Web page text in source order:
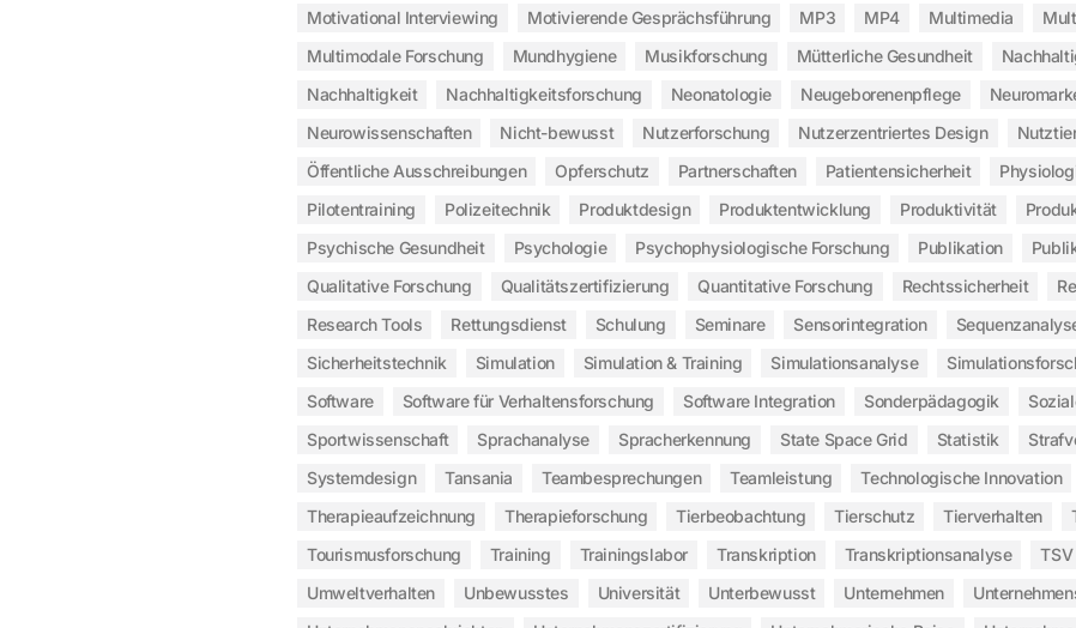
Motivational Interviewing
Motivierende Gesprächsführung MP3 MP4 Multimedia
Multimodale Forschung
Mundhygiene Musikforschung Mütterliche Gesundheit
Nachhaltigkeit
Nachhaltigkeitsforschung Neonatologie Neugeborenenpflege
Neurowissenschaften
Nicht-bewusst Nutzerforschung Nutzerzentriertes Design
Öffentliche Ausschreibungen
Opferschutz Partnerschaften Patientensicherheit
Pilotentraining
Polizeitechnik Produktdesign Produktentwicklung Produktivität
Psychische Gesundheit
Psychologie Psychophysiologische Forschung Publikation
Qualitative Forschung
Qualitätszertifizierung Quantitative Forschung Rechtssicherheit
Research Tools
Rettungsdienst Schulung Seminare Sensorintegration
Sicherheitstechnik
Simulation Simulation & Training Simulationsanalyse
Software
Software für Verhaltensforschung Software Integration Sonderpädagogik
Sportwissenschaft
Sprachanalyse Spracherkennung State Space Grid Statistik
Systemdesign
Tansania Teambesprechungen Teamleistung Technologische Innovation
Therapieaufzeichnung
Therapieforschung Tierbeobachtung Tierschutz Tierverhalten
Tourismusforschung
Training Trainingslabor Transkription Transkriptionsanalyse TSV
Umweltverhalten
Unbewusstes Universität Unterbewusst Unternehmen